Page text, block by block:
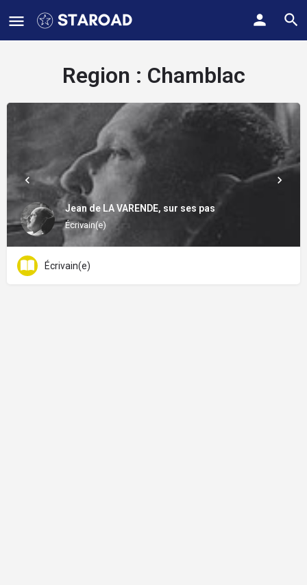
Region : Chamblac
Jean de LA VARENDE, sur ses pas
Écrivain(e)
Écrivain(e)